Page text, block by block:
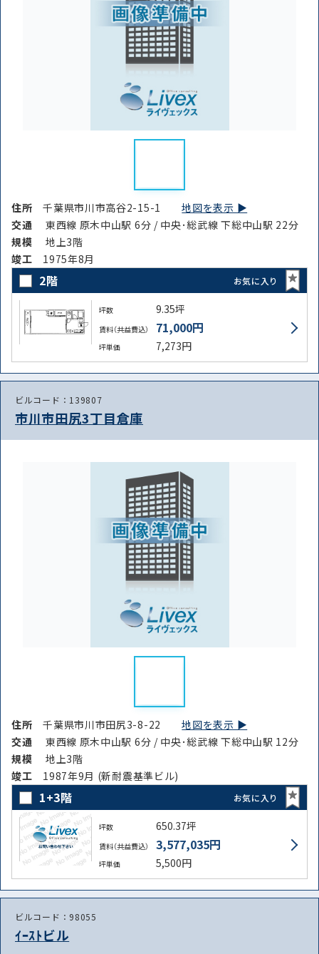
住所 路線・駅
条件を絞り込む
住所千葉県市川市高谷2-15-1地図を表示 ▶︎
交通
東西線 原木中山駅 6分 / 中央･総武線 下総中山駅 22分
規模
地上3階
竣⼯ 1975年8月
2階 お気に入り
坪数 9.35坪
賃料（共益費込） 71,000円
坪単価 7,273円
ビルコード：139807
市川市田尻3丁目倉庫
住所千葉県市川市田尻3-8-22地図を表示 ▶︎
交通
東西線 原木中山駅 6分 / 中央･総武線 下総中山駅 12分
規模
地上3階
竣⼯ 1987年9月 (新耐震基準ビル)
1+3階 お気に入り
坪数 650.37坪
賃料（共益費込） 3,577,035円
坪単価 5,500円
ビルコード：98055
ｲｰｽﾄビル